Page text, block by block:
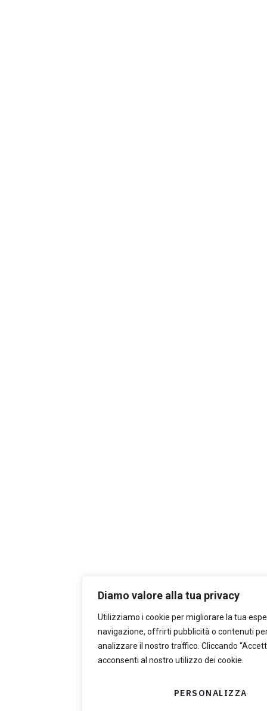
Diamo valore alla tua privacy
Utilizziamo i cookie per migliorare la tua
navigazione, offrirti pubblicità o contenuti
analizzare il nostro traffico. Cliccando
acconsenti al nostro utilizzo dei cookie.
PERSONALIZZA